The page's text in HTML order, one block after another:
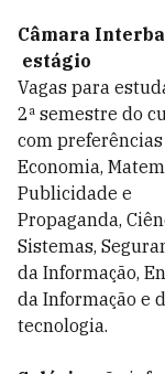
Câmara
estágio
Vagas para
2ª semestre do
com
Economia,
Publicidade e
Propaganda,
Sistemas,
da Informação,
da Informação e
tecnologia.